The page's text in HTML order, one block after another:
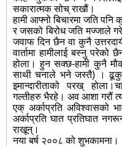
सकारात्मक सोच् राखौं।
हामी आफ्नो बिचारमा जति पनि
र जसको बिरोध जति मज्जाले
जवाफ दिन छैन वा कुनै
वार्तामा हामीलाई बस्नु
होला। हुन सक्छ-हामी कुनै
साथी चनाले भने जस्तै) ।
इमान्दारीताको परख्
गल्तीहरु भैरहे। अव आशा गरौं
एक् अर्काप्रति अविश्वासको
अर्काप्रति घात प्रतिघात
राखून्।
नया बर्ष २००८ को शुभकामना।